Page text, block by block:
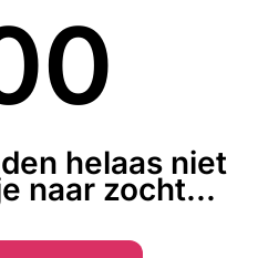
helaas niet
naar zocht...